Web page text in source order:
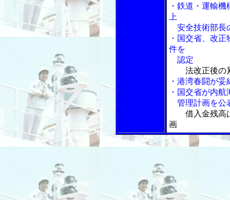
・鉄道・運輸
上
安全技術部長
・国交省、改
件を
認定
法改正後の
・港湾春闘が
・国交省が内
管理計画を公
借入金残高
画